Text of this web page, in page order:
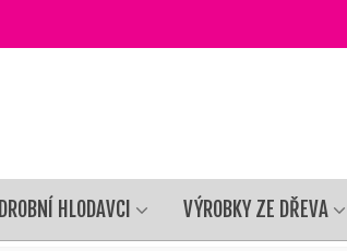
DROBNÍ HLODAVCI VÝROBKY ZE DŘEVA